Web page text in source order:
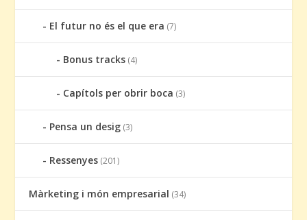
El futur no és el que era (7)
Bonus tracks (4)
Capítols per obrir boca (3)
Pensa un desig (3)
Ressenyes (201)
Màrketing i món empresarial (34)